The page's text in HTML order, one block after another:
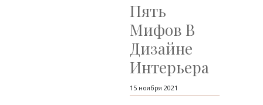
Пять
Мифов В
Дизайне
Интерьера
15 ноября 2021